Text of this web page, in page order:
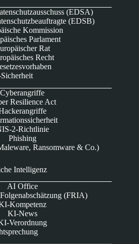
(EDSA)
(EDSB)
Kommission
Parlament
Rat
Recht
Cyberangriffe
Resilience Act
2-Richtlinie
Phishing
Ransomware & Co.)
Intelligenz
AI Office
(FRIA)
Kompetenz
KI-News
Verordnung